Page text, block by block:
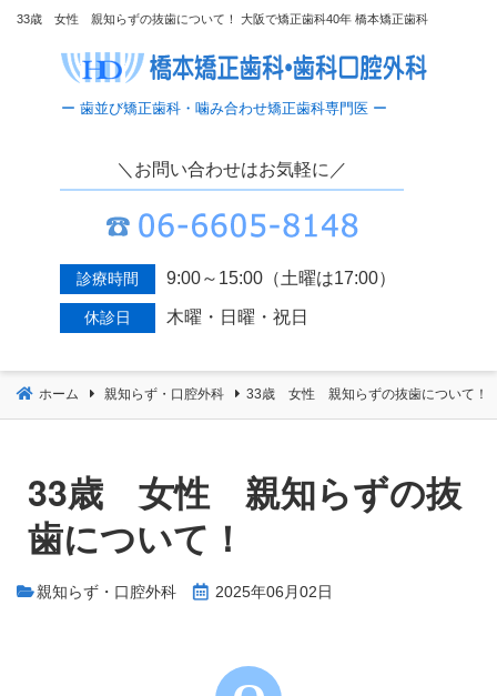
33歳 女性 親知らずの抜歯について！ 大阪で矯正歯科40年 橋本矯正歯科
＼お問い合わせはお気軽に／
診療時間 9:00～15:00（土曜は17:00）
休診日 木曜・日曜・祝日
ホーム 親知らず・口腔外科 33歳 女性 親知らずの抜歯について！
33歳 女性 親知らずの抜
歯について！
親知らず・口腔外科 2025年06月02日